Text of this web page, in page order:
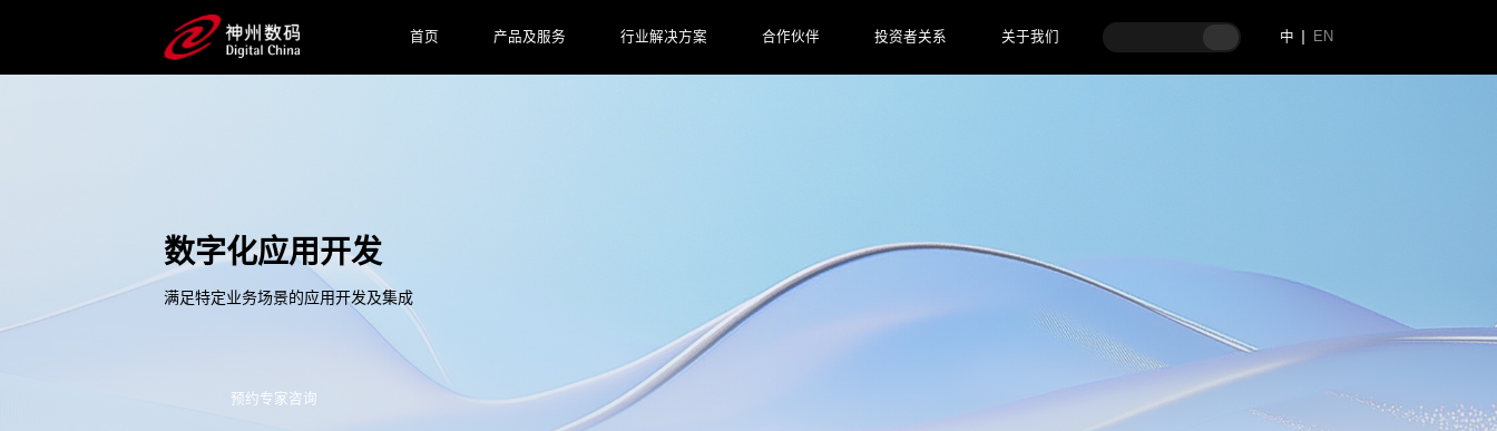
首页 产品及服务 行业解决方案 合作伙伴 投资者关系 关于我们 中 EN
数字化应用开发
满足特定业务场景的应用开发及集成
预约专家咨询